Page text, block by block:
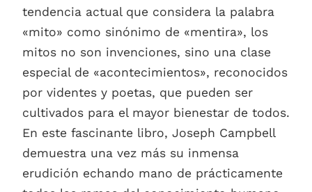
tendencia actual que considera la palabra
«mito» como sinónimo de «mentira», los
mitos no son invenciones, sino una clase
especial de «acontecimientos», reconocidos
por videntes y poetas, que pueden ser
cultivados para el mayor bienestar de todos.
En este fascinante libro, Joseph Campbell
demuestra una vez más su inmensa
erudición echando mano de prácticamente